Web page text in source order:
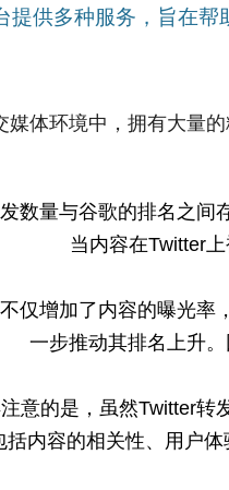
提供多种服务，旨在
媒体环境中，拥有大量
数量与谷歌的排名之间
当内容在Twitter
仅增加了内容的曝光率
一步推动其排名上升
意的是，虽然Twitter转
括内容的相关性、用户